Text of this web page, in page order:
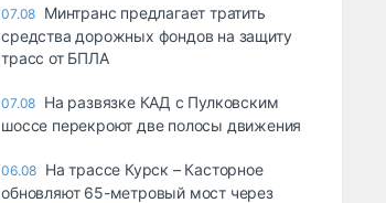
07.08 Минтранс предлагает тратить
средства дорожных фондов на защиту
трасс от БПЛА
07.08 На развязке КАД с Пулковским
шоссе перекроют две полосы движения
06.08 На трассе Курск – Касторное
обновляют 65-метровый мост через